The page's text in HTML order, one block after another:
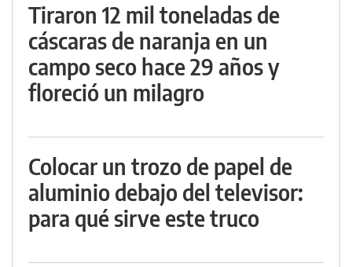
Tiraron 12 mil toneladas de
cáscaras de naranja en un
campo seco hace 29 años y
floreció un milagro
Colocar un trozo de papel de
aluminio debajo del televisor:
para qué sirve este truco